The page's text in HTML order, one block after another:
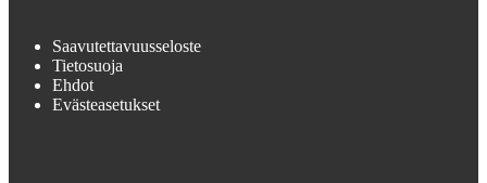
Saavutettavuusseloste
Tietosuoja
Ehdot
Evästeasetukset